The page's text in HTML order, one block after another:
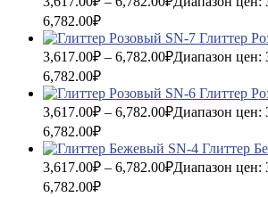
6,782.00₽
Глиттер
3,617.00₽ – 6,782.00₽Диапазон цен:
6,782.00₽
Глиттер
3,617.00₽ – 6,782.00₽Диапазон цен:
6,782.00₽
Глиттер
3,617.00₽ – 6,782.00₽Диапазон цен:
6,782.00₽